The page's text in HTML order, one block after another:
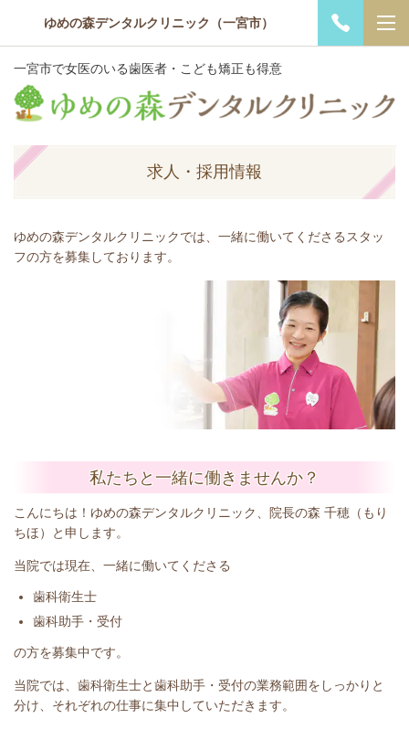
ゆめの森デンタルクリニック（一宮市）
一宮市で女医のいる歯医者・こども矯正も得意
求人・採用情報
ゆめの森デンタルクリニックでは、一緒に働いてくださるスタッ
フの方を募集しております。
私たちと一緒に働きませんか？
こんにちは！ゆめの森デンタルクリニック、院長の森 千穂（もり
ちほ）と申します。
当院では現在、一緒に働いてくださる
歯科衛生士
歯科助手・受付
の方を募集中です。
当院では、歯科衛生士と歯科助手・受付の業務範囲をしっかりと
分け、それぞれの仕事に集中していただきます。